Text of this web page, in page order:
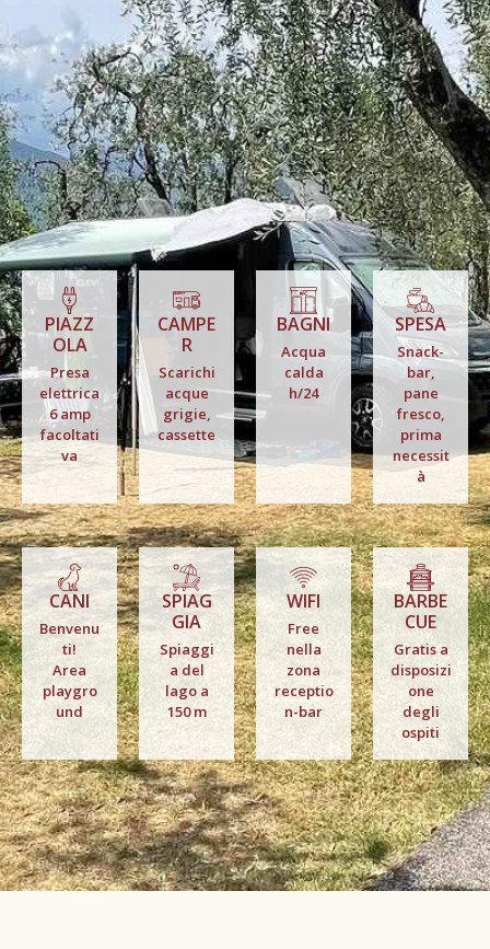
PIAZZ
OLA
Presa
elettrica
6 amp
facoltati
va
CAMPE
R
Scarichi
acque
grigie,
cassette
BAGNI
Acqua
calda
h/24
SPESA
Snack-
bar,
pane
fresco,
prima
necessit
à
CANI
Benvenu
ti!
Area
playgro
und
SPIAG
GIA
Spiaggi
a del
lago a
150 m
WIFI
Free
nella
zona
receptio
n-bar
BARBE
CUE
Gratis a
disposizi
one
degli
ospiti